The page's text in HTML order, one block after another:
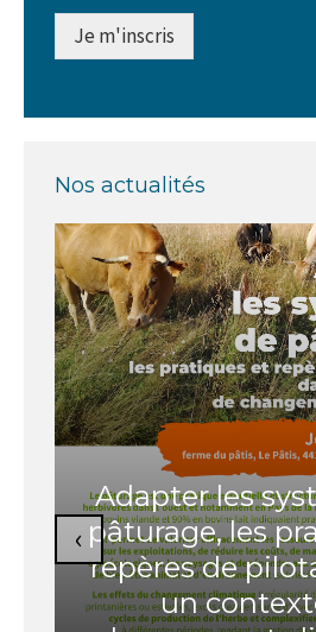
Je m'inscris
Nos actualités
Adapter les
pâturage, les
repères de
un
‹